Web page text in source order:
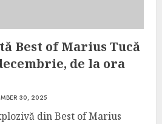
Best of Marius Tucă
de la ora
30, 2025
din Best of Marius